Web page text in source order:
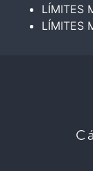
LÍMITES
LÍMITES